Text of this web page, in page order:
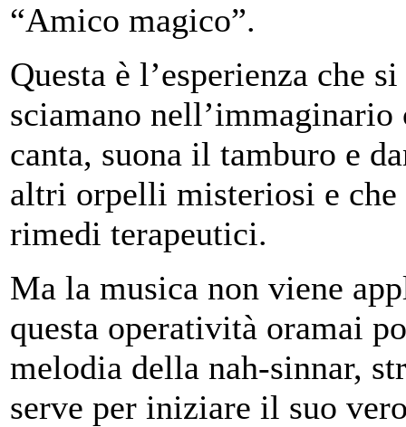
“Amico magico”.
Questa è l’esperienza che
sciamano
canta, suona il tamburo e
altri orpelli misteriosi e che
rimedi terapeutici.
Ma la musica non viene
questa operatività oramai
melodia della nah-sinnar,
serve per iniziare il suo